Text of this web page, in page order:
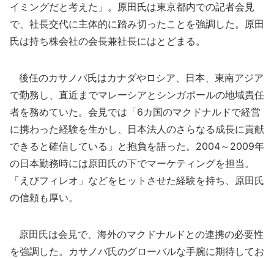
イミングだと考えた」。原田氏は東京都内での記者会見
で、社長交代に主体的に踏み切ったことを強調した。原田
氏は持ち株会社の会長兼社長にはとどまる。
後任のカサノバ氏はカナダやロシア、日本、東南アジア
で勤務し、直近までマレーシアとシンガポールの地域責任
者を務めていた。会見では「6カ国のマクドナルドで経営
に携わった経験を生かし、日本法人のさらなる成長に貢献
できると確信している」と抱負を語った。2004～2009年
の日本勤務時には原田氏の下でマーケティングを担当。
「えびフィレオ」などをヒットさせた経験を持ち、原田氏
の信頼も厚い。
原田氏は会見で、海外のマクドナルドとの連携の必要性
を強調した。カサノバ氏のグローバルな手腕に期待してお